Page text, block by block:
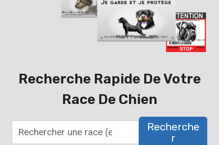
Recherche Rapide De Votre
Race De Chien
Recherche
R